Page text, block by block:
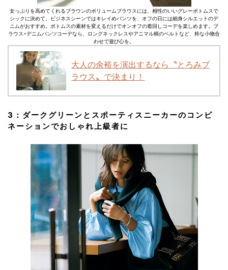
女っぷりを高めてくれるブラウンのボリュームブラウスには、相性のいいグレーボトムスで
シックに決めて。ビジネスシーンではキレイめパンツを、オフの日には細身シルエットのデ
ニムがおすすめ。ボトムスの素材を変えるだけでオンオフの着回しコーデを楽しめます。ブ
ラウス×デニムパンツコーデなら、ロングネックレスやアニマル柄のベルトなど、粋な小物合
わせで遊び心を。
大人の余裕を演出するなら〝とろみブ
ラウス〟で決まり！
3： ダークグリーンとスポーティスニーカーのコンビ
ネーションでおしゃれ上級者に